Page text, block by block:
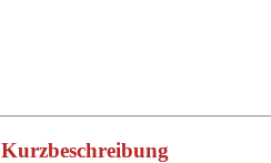
Kurzbeschreibung